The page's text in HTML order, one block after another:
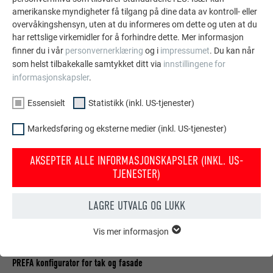
VIS FLERE REFERANSER
PREFA konfigurator for tak og fasade
amerikanske myndigheter få tilgang på dine data av kontroll- eller
overvåkingshensyn, uten at du informeres om dette og uten at du
har rettslige virkemidler for å forhindre dette. Mer informasjon
finner du i vår personvernerklæring og i impressumet. Du kan når
som helst tilbakekalle samtykket ditt via innstillingene for
informasjonskapsler.
Essensielt Statistikk (inkl. US-tjenester)
Markedsføring og eksterne medier (inkl. US-tjenester)
AKSEPTER ALLE INFORMASJONSKAPSLER (INKL. US-
TJENESTER)
LAGRE UTVALG OG LUKK
nettstedets grunnleggende funksjoner. Dermed sikres at
Vis mer informasjon